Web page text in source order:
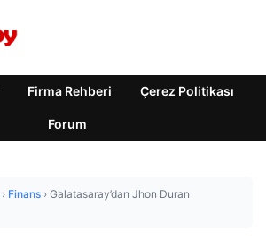
Firma Rehberi Çerez Politikası
Forum
› Finans › Galatasaray’dan Jhon Duran